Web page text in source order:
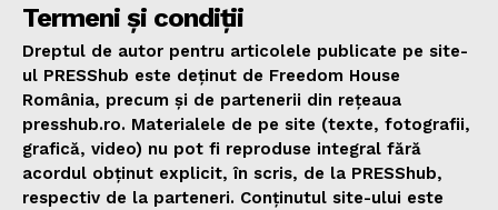
Termeni și condiții
Dreptul de autor pentru articolele publicate pe site-
ul PRESShub este deținut de Freedom House
România, precum și de partenerii din rețeaua
presshub.ro. Materialele de pe site (texte, fotografii,
grafică, video) nu pot fi reproduse integral fără
acordul obținut explicit, în scris, de la PRESShub,
respectiv de la parteneri. Conținutul site-ului este